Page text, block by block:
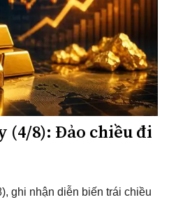
(4/8): Đảo chiều đi
ghi nhận diễn biến trái chiều